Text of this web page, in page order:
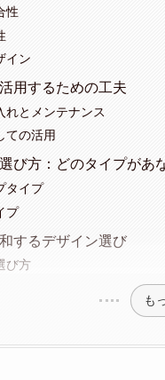
性
イン
用するための工夫
れとメンテナンス
ての活用
び方：どのタイプがあ
タイプ
プ
するデザイン選び
び方
も